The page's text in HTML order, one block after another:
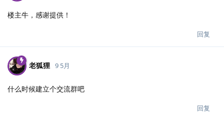
楼主牛，感谢提供！
回复
老狐狸 9 5月
什么时候建立个交流群吧
回复